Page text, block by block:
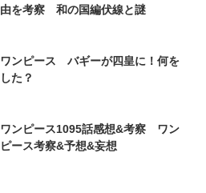
由を考察 和の国編伏線と謎
ワンピース バギーが四皇に！何を
した？
ワンピース1095話感想&考察 ワン
ピース考察&予想&妄想